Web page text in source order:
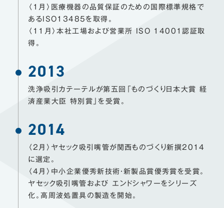
〈1月〉医療機器の品質保証のための国際標準規格で
あるISO13485を取得。
〈11月〉本社工場および営業所 ISO 14001認証取
得。
2013
洗浄吸引カテーテルが第五回「ものづくり日本大賞 経
済産業大臣 特別賞」を受賞。
2014
〈2月〉ヤセック吸引嘴管が関西ものづくり新撰2014
に選定。
〈4月〉中小企業優秀新技術・新製品賞優秀賞を受賞。
ヤセック吸引嘴管および エンドシャワーをシリーズ
化。高周波処置具の製造を開始。